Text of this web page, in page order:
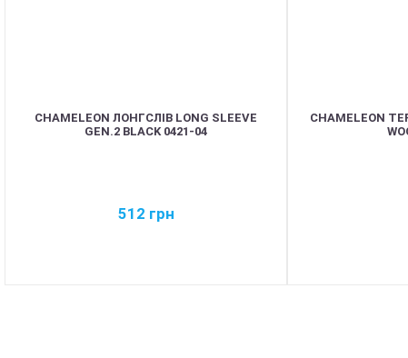
CHAMELEON ЛОНГСЛІВ LONG SLEEVE
GEN.2 BLACK 0421-04
512 грн
CHAMELEON